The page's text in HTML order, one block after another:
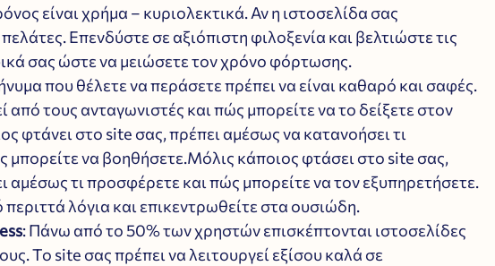
είναι χρήμα – κυριολεκτικά. Αν η ιστοσελίδα σας
Επενδύστε σε αξιόπιστη φιλοξενία και βελτιώστε τις
σας ώστε να μειώσετε τον χρόνο φόρτωσης.
που θέλετε να περάσετε πρέπει να είναι καθαρό και σαφές.
από τους ανταγωνιστές και πώς μπορείτε να το δείξετε στον
φτάνει στο site σας, πρέπει αμέσως να κατανοήσει τι
μπορείτε να βοηθήσετε.Μόλις κάποιος φτάσει στο site σας,
αμέσως τι προσφέρετε και πώς μπορείτε να τον εξυπηρετήσετε.
λόγια και επικεντρωθείτε στα ουσιώδη.
: Πάνω από το 50% των χρηστών επισκέπτονται ιστοσελίδες
Το site σας πρέπει να λειτουργεί εξίσου καλά σε